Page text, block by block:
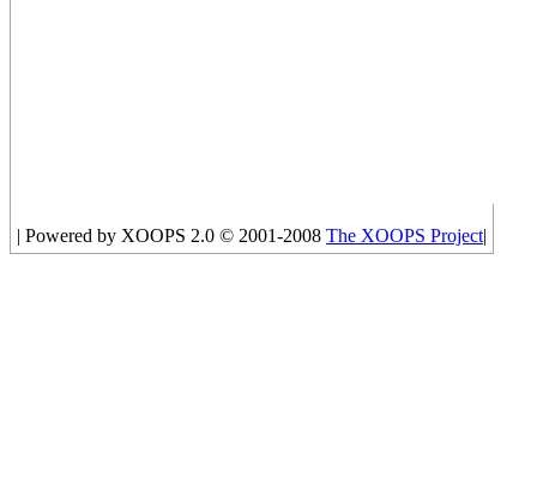
| Powered by XOOPS 2.0 © 2001-2008 The XOOPS Project|